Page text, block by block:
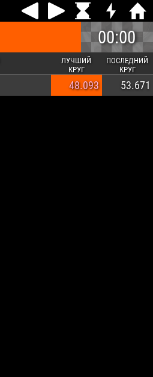
00:00
ЛУЧШИЙ
КРУГ
ПОСЛЕДНИЙ
КРУГ
48.093 53.671